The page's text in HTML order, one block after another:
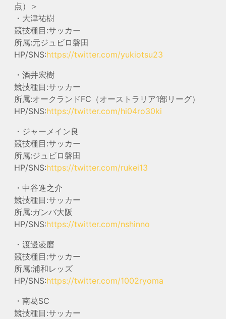
点）＞
・大津祐樹
競技種目:サッカー
所属:元ジュビロ磐田
HP/SNS:https://twitter.com/yukiotsu23
・酒井宏樹
競技種目:サッカー
所属:オークランドFC（オーストラリア1部リーグ）
HP/SNS:https://twitter.com/hi04ro30ki
・ジャーメイン良
競技種目:サッカー
所属:ジュビロ磐田
HP/SNS:https://twitter.com/rukei13
・中谷進之介
競技種目:サッカー
所属:ガンバ大阪
HP/SNS:https://twitter.com/nshinno
・渡邊凌磨
競技種目:サッカー
所属:浦和レッズ
HP/SNS:https://twitter.com/1002ryoma
・南葛SC
競技種目:サッカー